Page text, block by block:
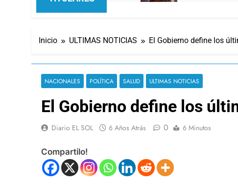
Inicio ULTIMAS NOTICIAS El Gobierno define los
NACIONALES POLÍTICA SALUD ULTIMAS NOTICIAS
El Gobierno define los
Diario EL SOL 6 Años Atrás 0 6 Minutos
Compartilo!